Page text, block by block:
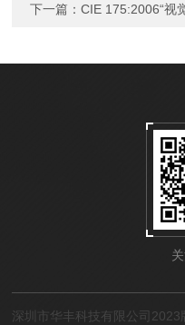
下一篇：CIE 175:2006“视
深圳市华丰科技有限公司2023